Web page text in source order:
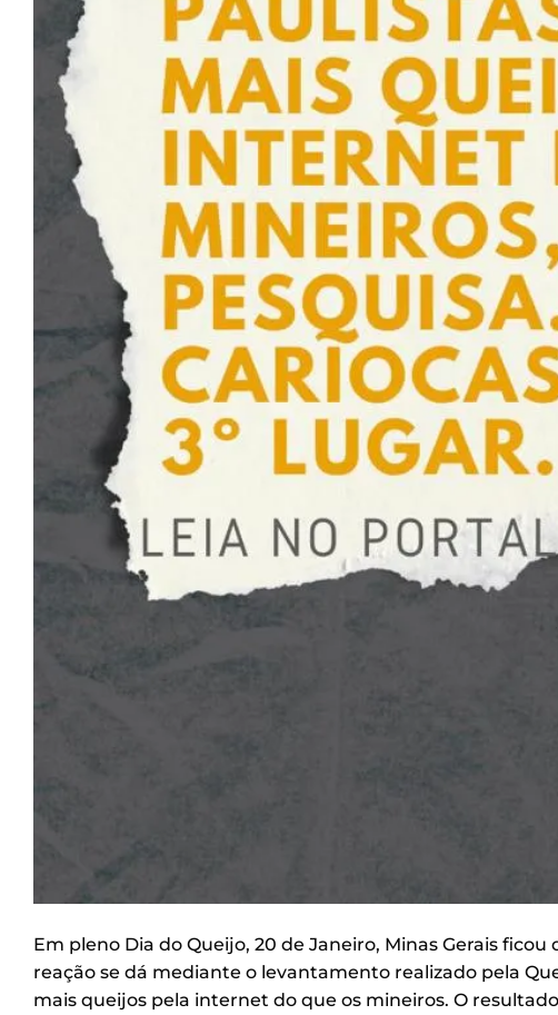
Em pleno Dia do Queijo, 20 de Janeiro, Minas Gerais
reação se dá mediante o levantamento realizado pela
mais queijos pela internet do que os mineiros. O